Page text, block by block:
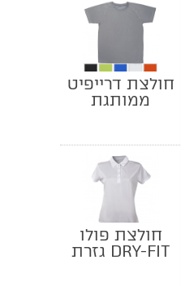
חולצת דרייפיט
ממותגת
חולצת פולו
DRY-FIT גזרת